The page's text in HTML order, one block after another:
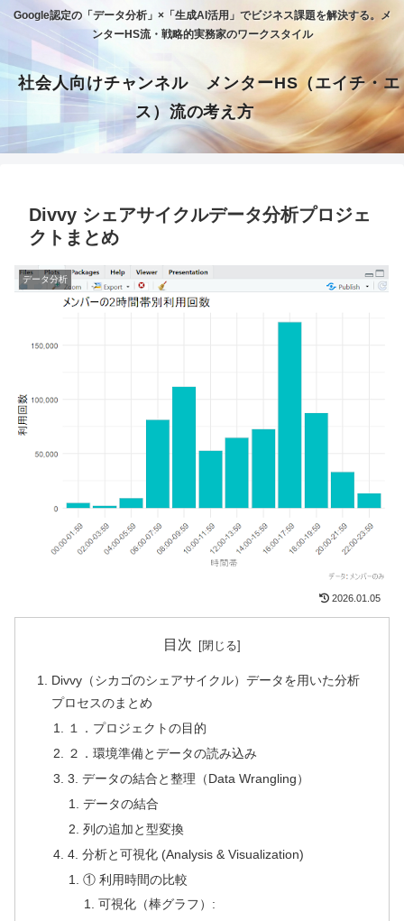
Google認定の「データ分析」×「生成AI活用」でビジネス課題を解決する。メ
ンターHS流・戦略的実務家のワークスタイル
社会人向けチャンネル メンターHS（エイチ・エ
ス）流の考え方
Divvy シェアサイクルデータ分析プロジェ
クトまとめ
データ分析
2026.01.05
目次
Divvy（シカゴのシェアサイクル）データを用いた分析
プロセスのまとめ
１．プロジェクトの目的
２．環境準備とデータの読み込み
3. データの結合と整理（Data Wrangling）
データの結合
列の追加と型変換
4. 分析と可視化 (Analysis & Visualization)
① 利用時間の比較
可視化（棒グラフ）: